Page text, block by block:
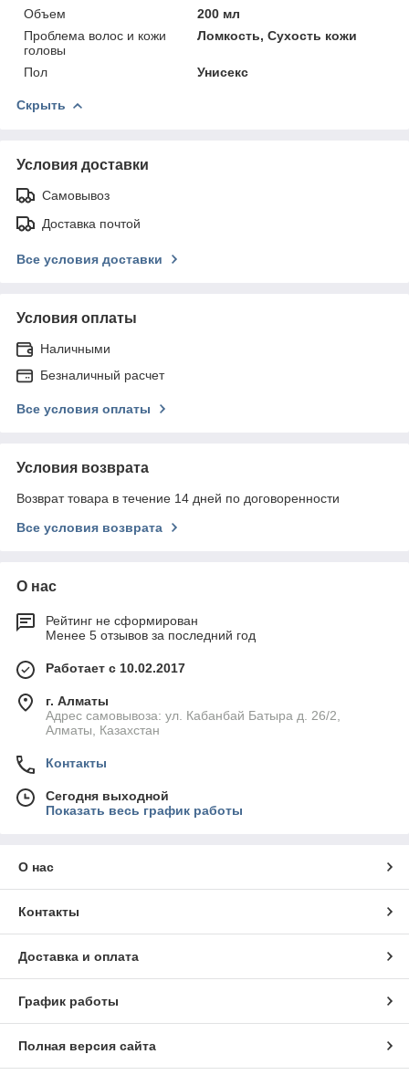
Объем
200 мл
Проблема волос и кожи
головы
Ломкость, Сухость кожи
Пол Унисекс
Скрыть
Условия доставки
Самовывоз
Доставка почтой
Все условия доставки
Условия оплаты
Наличными
Безналичный расчет
Все условия оплаты
Условия возврата
Возврат товара в течение 14 дней по договоренности
Все условия возврата
О нас
Рейтинг не сформирован
Менее 5 отзывов за последний год
Работает с 10.02.2017
г. Алматы
Адрес самовывоза: ул. Кабанбай Батыра д. 26/2,
Алматы, Казахстан
Контакты
Сегодня выходной
Показать весь график работы
О нас
Контакты
Доставка и оплата
График работы
Полная версия сайта